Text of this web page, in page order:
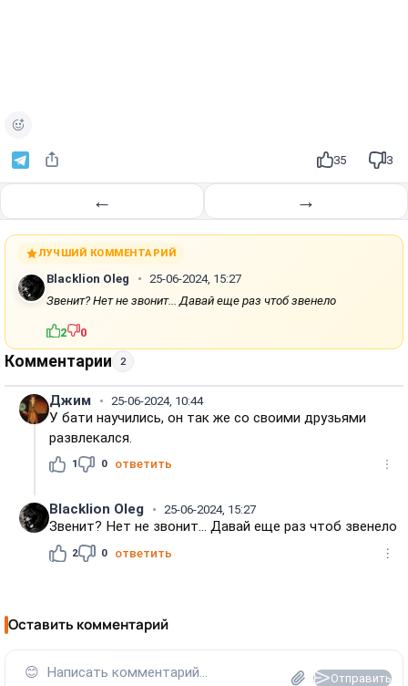
35 3
← →
ЛУЧШИЙ КОММЕНТАРИЙ
Blacklion Oleg
25-06-2024, 15:27
Звенит? Нет не звонит... Давай еще раз чтоб звенело
2 0
Комментарии 2
Джим 25-06-2024, 10:44
У бати научились, он так же со своими друзьями
развлекался.
1 0 ответить
Blacklion Oleg 25-06-2024, 15:27
Звенит? Нет не звонит... Давай еще раз чтоб звенело
2 0 ответить
Оставить комментарий
😊 Написать комментарий... Отправить